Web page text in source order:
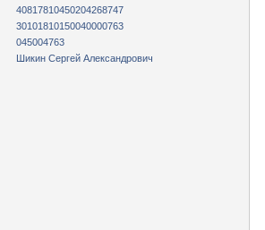
40817810450204268747
30101810150040000763
045004763
Шикин Сергей Александрович